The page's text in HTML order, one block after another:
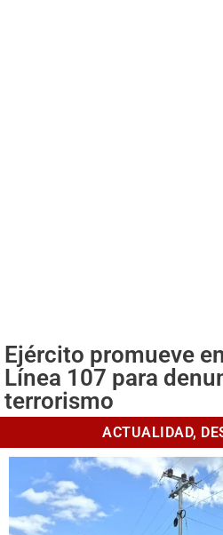
Ejército promueve
Línea 107 para
terrorismo
ACTUALIDAD,